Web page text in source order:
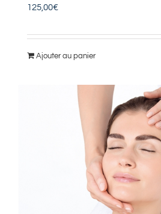
125,00€
Ajouter au panier